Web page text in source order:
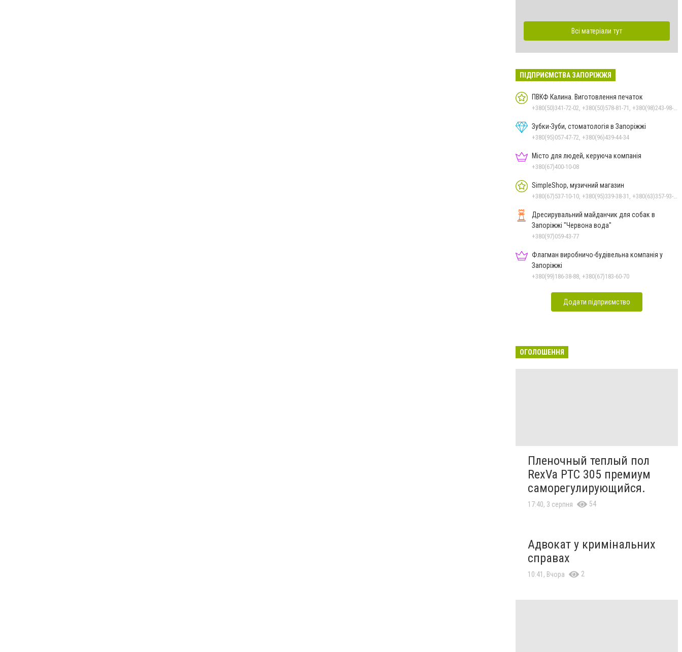
Всі матеріали тут
ПІДПРИЄМСТВА ЗАПОРІЖЖЯ
ПВКФ Калина. Виготовлення печаток
Зубки-Зуби, стоматологія в Запоріжжі
+380(95)057-47-72, +380(96)439-44-34
Місто для людей, керуюча компанія
+380(67)400-10-08
SimpleShop, музичний магазин
Дресирувальний майданчик для собак в
Запоріжжі "Червона вода"
+380(97)059-43-77
Флагман виробничо-будівельна компанія у
Запоріжжі
+380(99)186-38-88, +380(67)183-60-70
Додати підприємство
ОГОЛОШЕННЯ
Пленочный теплый пол
RexVa PTC 305 премиум
саморегулирующийся.
17:40, 3 серпня 54
Адвокат у кримінальних
справах
10:41, Вчора 2